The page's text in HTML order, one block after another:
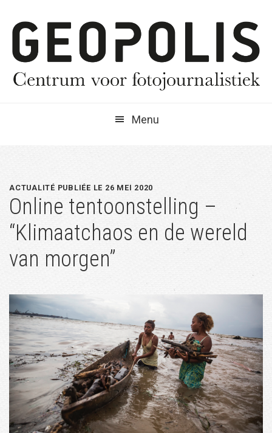
naar
hoofdnavigatie
naar
hoofd
inhoud
naar
eerste
sidebar
Menu
ACTUALITÉ PUBLIÉE LE 26 MEI 2020
Online tentoonstelling –
“Klimaatchaos en de wereld
van morgen”